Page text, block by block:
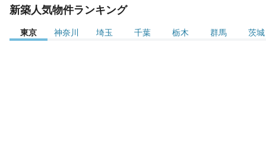
新築人気物件ランキング
東京 神奈川 埼玉 千葉 栃木 群馬 茨城